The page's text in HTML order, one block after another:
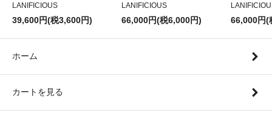
LANIFICIOUS
39,600円(税3,600円)
LANIFICIOUS
66,000円(税6,000円) 66,000円(
ホーム
カートを見る